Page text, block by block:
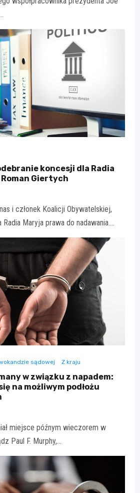
koncesji dla Radia
Giertych
i członek Koalicji Obywatelskiej,
Maryja prawa do nadawania.…
sądowej Z kraju
w związku z napadem:
na możliwym podłożu
miejsce późnym wieczorem w
Paul F. Murphy,…